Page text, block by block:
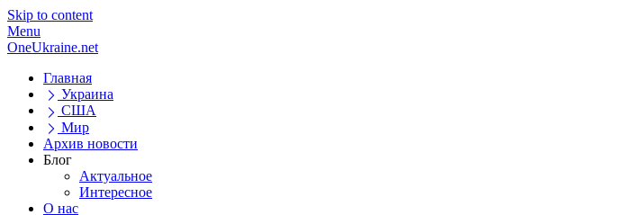
Skip to content
Menu
OneUkraine.net
Главная
Украина
США
Мир
Архив новости
Блог
Актуальное
Интересное
О нас